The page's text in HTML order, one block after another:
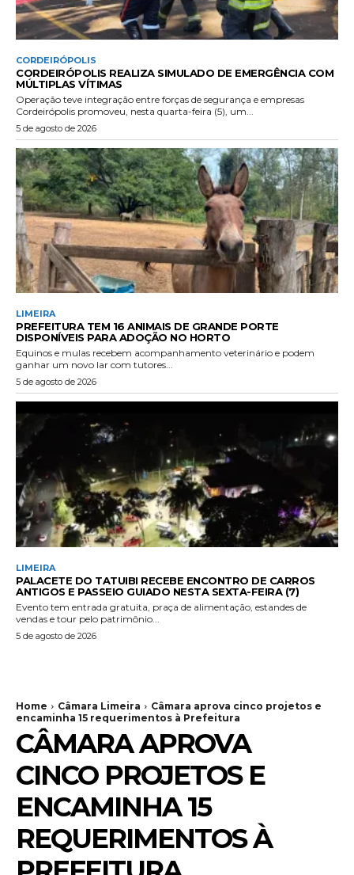
CORDEIRÓPOLIS
CORDEIRÓPOLIS REALIZA SIMULADO DE EMERGÊNCIA COM
MÚLTIPLAS VÍTIMAS
Operação teve integração entre forças de segurança e empresas
Cordeirópolis promoveu, nesta quarta-feira (5), um...
5 de agosto de 2026
LIMEIRA
PREFEITURA TEM 16 ANIMAIS DE GRANDE PORTE
DISPONÍVEIS PARA ADOÇÃO NO HORTO
Equinos e mulas recebem acompanhamento veterinário e podem
ganhar um novo lar com tutores...
5 de agosto de 2026
LIMEIRA
PALACETE DO TATUIBI RECEBE ENCONTRO DE CARROS
ANTIGOS E PASSEIO GUIADO NESTA SEXTA-FEIRA (7)
Evento tem entrada gratuita, praça de alimentação, estandes de
vendas e tour pelo patrimônio...
5 de agosto de 2026